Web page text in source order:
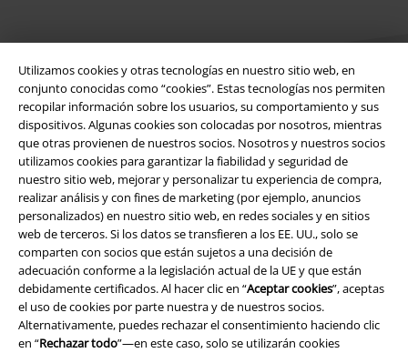
Utilizamos cookies y otras tecnologías en nuestro sitio web, en
conjunto conocidas como “cookies”. Estas tecnologías nos permiten
recopilar información sobre los usuarios, su comportamiento y sus
dispositivos. Algunas cookies son colocadas por nosotros, mientras
que otras provienen de nuestros socios. Nosotros y nuestros socios
utilizamos cookies para garantizar la fiabilidad y seguridad de
nuestro sitio web, mejorar y personalizar tu experiencia de compra,
realizar análisis y con fines de marketing (por ejemplo, anuncios
personalizados) en nuestro sitio web, en redes sociales y en sitios
web de terceros. Si los datos se transfieren a los EE. UU., solo se
comparten con socios que están sujetos a una decisión de
adecuación conforme a la legislación actual de la UE y que están
debidamente certificados. Al hacer clic en “Aceptar cookies”, aceptas
el uso de cookies por parte nuestra y de nuestros socios.
Alternativamente, puedes rechazar el consentimiento haciendo clic
en “Rechazar todo”—en este caso, solo se utilizarán cookies
Legal
Términos y Condiciones
Aviso Legal
Ley protección de datos
Eliminación de residuos y protección del medioambiente
Declaración de Conformidad